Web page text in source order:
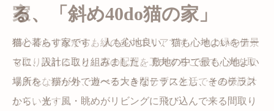
猫と暮らす家です。 人も心地良い、猫も心地よいをテー
マに、設計に取り組みました。 敷地の中で最も心地よい
場所を、猫が外で遊べる大きなテラスとし、そのテラス
から、光・風・眺めがリビングに飛び込んで来る間取り
家
都心でありながらも緑の多いエリアです。 その緑の借景
も取り入れること、窓の配置を工夫することで、光を取
り入れながらも、カーテンを閉じずに生活できる様設計
しています。
自然の中の岩山を切り開いて造った、ワイルドなゲスト
ハウスをイメージした空間が広がる都市型住宅です。
かつての機織り工場が、その趣を残しつつ孫世帯の住居
へと蘇りました。